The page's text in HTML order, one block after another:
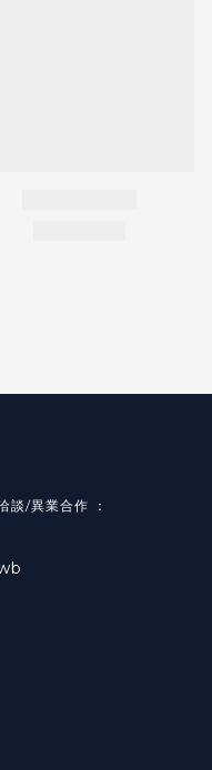
談/異業合作 ：